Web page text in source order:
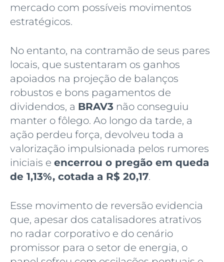
mercado com possíveis movimentos
estratégicos.
No entanto, na contramão de seus pares
locais, que sustentaram os ganhos
apoiados na projeção de balanços
robustos e bons pagamentos de
dividendos, a BRAV3 não conseguiu
manter o fôlego. Ao longo da tarde, a
ação perdeu força, devolveu toda a
valorização impulsionada pelos rumores
iniciais e encerrou o pregão em queda
de 1,13%, cotada a R$ 20,17.
Esse movimento de reversão evidencia
que, apesar dos catalisadores atrativos
no radar corporativo e do cenário
promissor para o setor de energia, o